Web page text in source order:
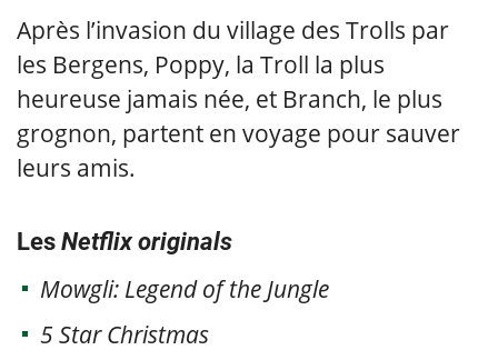
Après l’invasion du village des Trolls par
les Bergens, Poppy, la Troll la plus
heureuse jamais née, et Branch, le plus
grognon, partent en voyage pour sauver
leurs amis.
Les Netflix originals
Mowgli: Legend of the Jungle
5 Star Christmas